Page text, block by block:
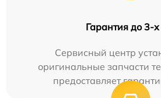
Гарантия до 3-х
Сервисный центр
оригинальные запчасти
предоставляет